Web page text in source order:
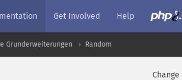
Get Involved Help
Grunderweiterungen Random